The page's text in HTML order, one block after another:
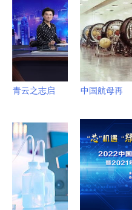
1000万成
立新能源公
司，聚焦新
兴技术研发
开迈斯新能
源科技公司
成立聚焦新
兴能源技术
研发
青云之志启
媛携江西新
节铸就新兴
能源科技高
地
中国航母再
越式革命技
术引领全
球，仅中美
掌握新兴能
源研发